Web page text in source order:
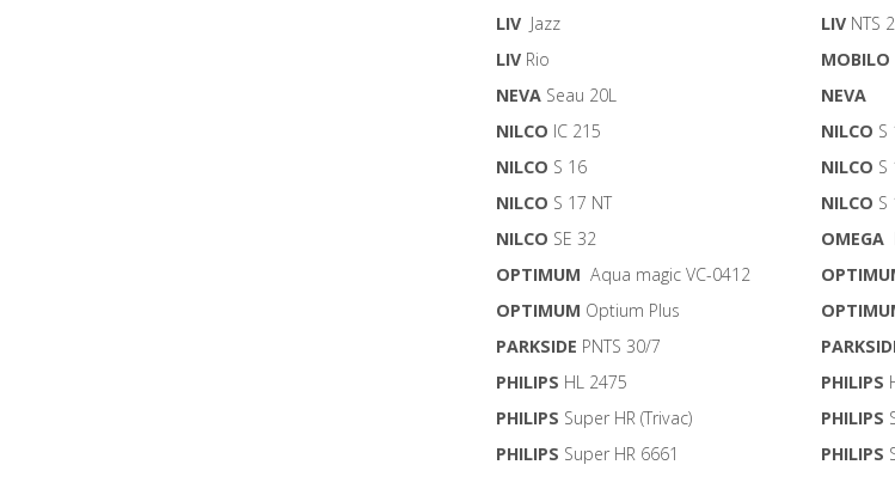
LIVJazz LIVNTS
LIVRio MOBILO
NEVASeau 20L NEVA
NILCO IC 215 NILCO S
NILCO S 16 NILCO S
NILCO S 17 NT NILCO S
NILCO SE 32 OMEGA
OPTIMUM Aqua magic VC-0412
OPTIMUM Optium Plus
PARKSIDE PNTS 30/7
PHILIPS HL 2475 PHILIPS
PHILIPS Super HR (Trivac) PHILIPS
PHILIPS Super HR 6661 PHILIPS